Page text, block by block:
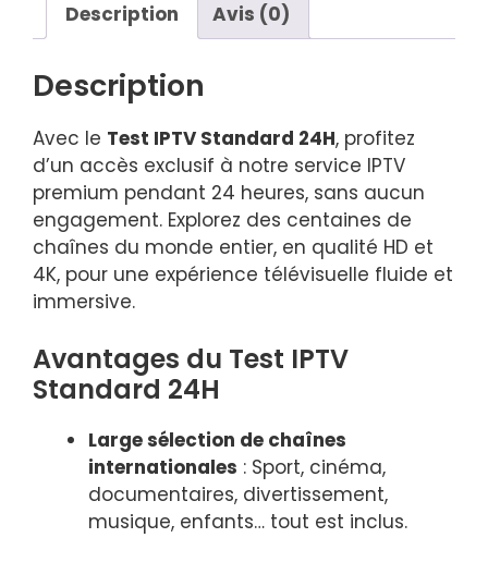
Description Avis (0)
Description
Avec le Test IPTV Standard 24H, profitez
d’un accès exclusif à notre service IPTV
premium pendant 24 heures, sans aucun
engagement. Explorez des centaines de
chaînes du monde entier, en qualité HD et
4K, pour une expérience télévisuelle fluide et
immersive.
Avantages du Test IPTV
Standard 24H
Large sélection de chaînes
internationales : Sport, cinéma,
documentaires, divertissement,
musique, enfants… tout est inclus.